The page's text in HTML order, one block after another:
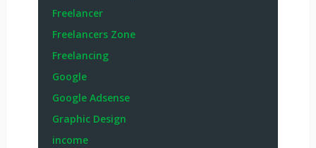
Freelancer
Freelancers Zone
Freelancing
Google
Google Adsense
Graphic Design
income